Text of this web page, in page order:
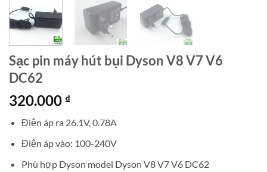
Sạc pin máy hút bụi Dyson V8 V7 V6
DC62
320.000 ₫
Điện áp ra 26.1V, 0.78A
Điện áp vào: 100-240V
Phù hợp Dyson model Dyson V8 V7 V6 DC62